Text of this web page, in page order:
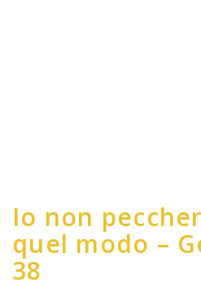
Io non
quel modo –
38